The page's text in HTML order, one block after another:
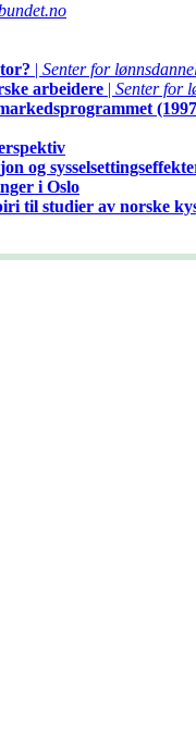
| Senter for
arbeidere | Senter for
og
i Oslo
til studier av norske